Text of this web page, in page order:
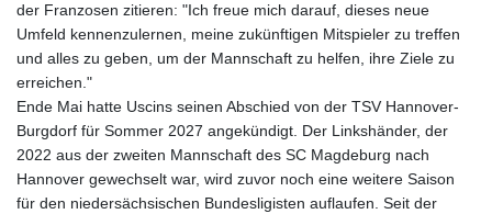
der Franzosen zitieren: "Ich freue mich darauf, dieses neue
Umfeld kennenzulernen, meine zukünftigen Mitspieler zu treffen
und alles zu geben, um der Mannschaft zu helfen, ihre Ziele zu
erreichen."
Ende Mai hatte Uscins seinen Abschied von der TSV Hannover-
Burgdorf für Sommer 2027 angekündigt. Der Linkshänder, der
2022 aus der zweiten Mannschaft des SC Magdeburg nach
Hannover gewechselt war, wird zuvor noch eine weitere Saison
für den niedersächsischen Bundesligisten auflaufen. Seit der